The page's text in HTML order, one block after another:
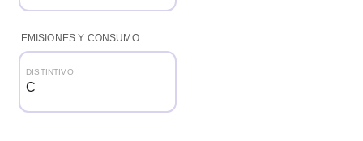
EMISIONES Y CONSUMO
DISTINTIVO
C